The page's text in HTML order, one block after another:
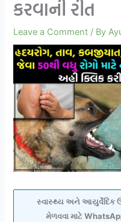
કરવાની રીત
Leave a Comment / By
સ્વાસ્થ્ય અને આયુર્વેદિક
મેળવવા માટે